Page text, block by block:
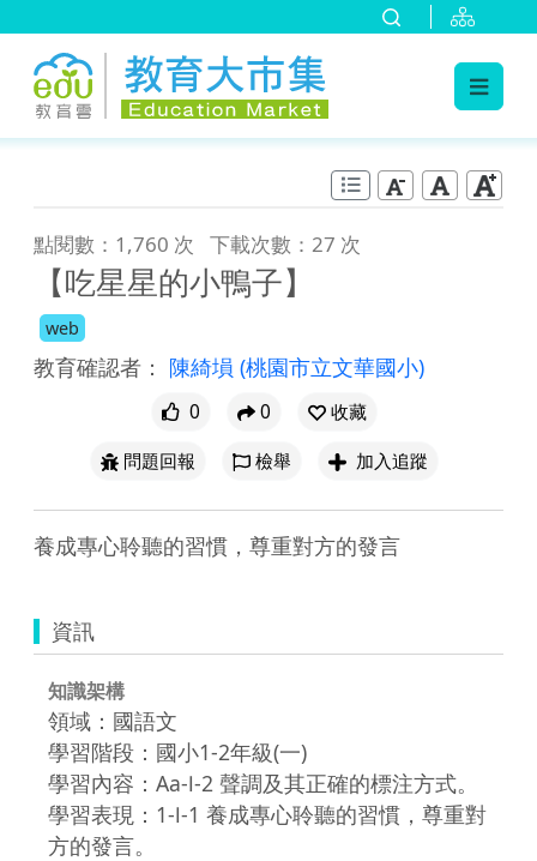
點閱數：1,760 次 下載次數：27 次
【吃星星的小鴨子】
web
教育確認者： 陳綺塤 (桃園市立文華國小)
0 0
收藏
問題回報
檢舉 加入追蹤
養成專心聆聽的習慣，尊重對方的發言
資訊
知識架構
領域：國語文
學習階段：國小1-2年級(一)
學習內容：Aa-Ⅰ-2 聲調及其正確的標注方式。
學習表現：1-Ⅰ-1 養成專心聆聽的習慣，尊重對
方的發言。